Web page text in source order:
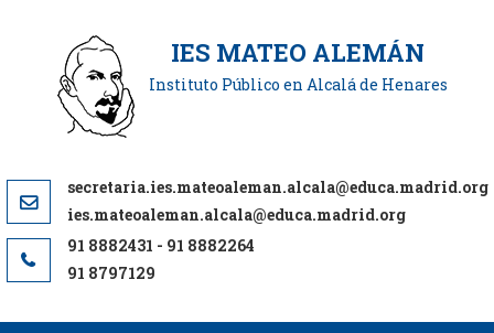
contenido
IES MATEO ALEMÁN
Instituto Público en Alcalá de Henares
ies.mateoaleman.alcala@educa.madrid.org
91 8797129